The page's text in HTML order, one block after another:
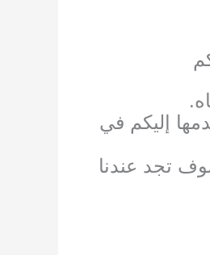
إليكم في
تجد عندنا